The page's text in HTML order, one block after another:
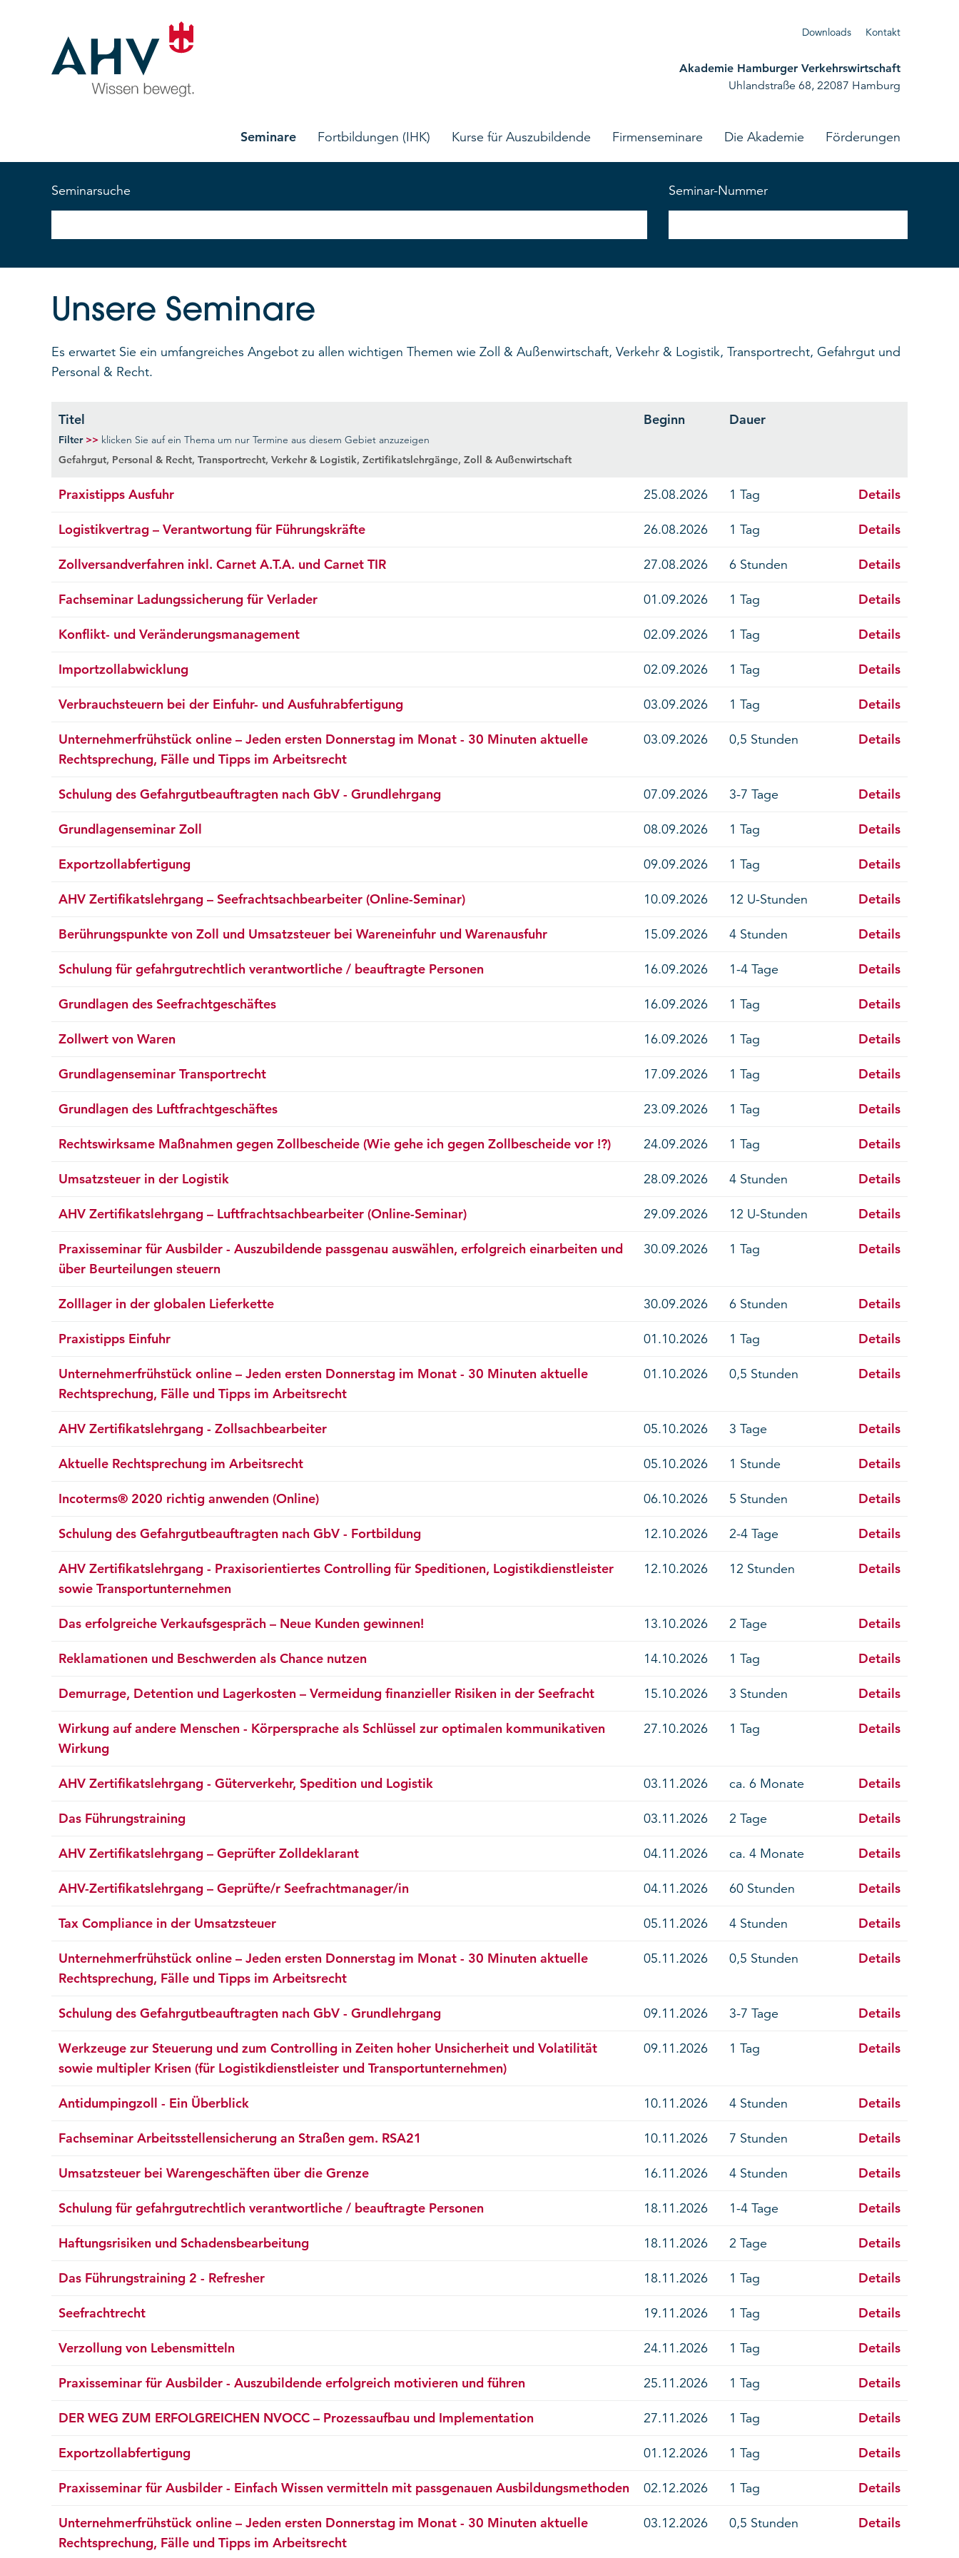
Downloads Kontakt
Akademie Hamburger Verkehrswirtschaft
Uhlandstraße 68, 22087 Hamburg
Seminare Fortbildungen (IHK) Kurse für Auszubildende Firmenseminare Die Akademie Förderungen
Seminarsuche Seminar-Nummer
Unsere Seminare
Es erwartet Sie ein umfangreiches Angebot zu allen wichtigen Themen wie Zoll & Außenwirtschaft, Verkehr & Logistik, Transportrecht, Gefahrgut und
Personal & Recht.
Titel
Filter >> klicken Sie auf ein Thema um nur Termine aus diesem Gebiet anzuzeigen
Gefahrgut, Personal & Recht, Transportrecht, Verkehr & Logistik, Zertifikatslehrgänge, Zoll & Außenwirtschaft
Beginn Dauer
Praxistipps Ausfuhr 25.08.2026 1 Tag Details
Logistikvertrag – Verantwortung für Führungskräfte 26.08.2026 1 Tag Details
Zollversandverfahren inkl. Carnet A.T.A. und Carnet TIR 27.08.2026 6 Stunden Details
Fachseminar Ladungssicherung für Verlader 01.09.2026 1 Tag Details
Konflikt- und Veränderungsmanagement 02.09.2026 1 Tag Details
Importzollabwicklung 02.09.2026 1 Tag Details
Verbrauchsteuern bei der Einfuhr- und Ausfuhrabfertigung 03.09.2026 1 Tag Details
Unternehmerfrühstück online – Jeden ersten Donnerstag im Monat - 30 Minuten aktuelle
Rechtsprechung, Fälle und Tipps im Arbeitsrecht
03.09.2026 0,5 Stunden Details
Schulung des Gefahrgutbeauftragten nach GbV - Grundlehrgang 07.09.2026 3-7 Tage Details
Grundlagenseminar Zoll 08.09.2026 1 Tag Details
Exportzollabfertigung 09.09.2026 1 Tag Details
AHV Zertifikatslehrgang – Seefrachtsachbearbeiter (Online-Seminar) 10.09.2026 12 U-Stunden Details
Berührungspunkte von Zoll und Umsatzsteuer bei Wareneinfuhr und Warenausfuhr 15.09.2026 4 Stunden Details
Schulung für gefahrgutrechtlich verantwortliche / beauftragte Personen 16.09.2026 1-4 Tage Details
Grundlagen des Seefrachtgeschäftes 16.09.2026 1 Tag Details
Zollwert von Waren 16.09.2026 1 Tag Details
Grundlagenseminar Transportrecht 17.09.2026 1 Tag Details
Grundlagen des Luftfrachtgeschäftes 23.09.2026 1 Tag Details
Rechtswirksame Maßnahmen gegen Zollbescheide (Wie gehe ich gegen Zollbescheide vor !?) 24.09.2026 1 Tag Details
Umsatzsteuer in der Logistik 28.09.2026 4 Stunden Details
AHV Zertifikatslehrgang – Luftfrachtsachbearbeiter (Online-Seminar) 29.09.2026 12 U-Stunden Details
Praxisseminar für Ausbilder - Auszubildende passgenau auswählen, erfolgreich einarbeiten und
über Beurteilungen steuern
30.09.2026 1 Tag Details
Zolllager in der globalen Lieferkette 30.09.2026 6 Stunden Details
Praxistipps Einfuhr 01.10.2026 1 Tag Details
Unternehmerfrühstück online – Jeden ersten Donnerstag im Monat - 30 Minuten aktuelle
Rechtsprechung, Fälle und Tipps im Arbeitsrecht
01.10.2026 0,5 Stunden Details
AHV Zertifikatslehrgang - Zollsachbearbeiter 05.10.2026 3 Tage Details
Aktuelle Rechtsprechung im Arbeitsrecht 05.10.2026 1 Stunde Details
Incoterms® 2020 richtig anwenden (Online) 06.10.2026 5 Stunden Details
Schulung des Gefahrgutbeauftragten nach GbV - Fortbildung 12.10.2026 2-4 Tage Details
AHV Zertifikatslehrgang - Praxisorientiertes Controlling für Speditionen, Logistikdienstleister
sowie Transportunternehmen
12.10.2026 12 Stunden Details
Das erfolgreiche Verkaufsgespräch – Neue Kunden gewinnen! 13.10.2026 2 Tage Details
Reklamationen und Beschwerden als Chance nutzen 14.10.2026 1 Tag Details
Demurrage, Detention und Lagerkosten – Vermeidung finanzieller Risiken in der Seefracht 15.10.2026 3 Stunden Details
Wirkung auf andere Menschen - Körpersprache als Schlüssel zur optimalen kommunikativen
Wirkung
27.10.2026 1 Tag Details
AHV Zertifikatslehrgang - Güterverkehr, Spedition und Logistik 03.11.2026 ca. 6 Monate Details
Das Führungstraining 03.11.2026 2 Tage Details
AHV Zertifikatslehrgang – Geprüfter Zolldeklarant 04.11.2026 ca. 4 Monate Details
AHV-Zertifikatslehrgang – Geprüfte/r Seefrachtmanager/in 04.11.2026 60 Stunden Details
Tax Compliance in der Umsatzsteuer 05.11.2026 4 Stunden Details
Unternehmerfrühstück online – Jeden ersten Donnerstag im Monat - 30 Minuten aktuelle
Rechtsprechung, Fälle und Tipps im Arbeitsrecht
05.11.2026 0,5 Stunden Details
Schulung des Gefahrgutbeauftragten nach GbV - Grundlehrgang 09.11.2026 3-7 Tage Details
Werkzeuge zur Steuerung und zum Controlling in Zeiten hoher Unsicherheit und Volatilität
sowie multipler Krisen (für Logistikdienstleister und Transportunternehmen)
09.11.2026 1 Tag Details
Antidumpingzoll - Ein Überblick 10.11.2026 4 Stunden Details
Fachseminar Arbeitsstellensicherung an Straßen gem. RSA21 10.11.2026 7 Stunden Details
Umsatzsteuer bei Warengeschäften über die Grenze 16.11.2026 4 Stunden Details
Schulung für gefahrgutrechtlich verantwortliche / beauftragte Personen 18.11.2026 1-4 Tage Details
Haftungsrisiken und Schadensbearbeitung 18.11.2026 2 Tage Details
Das Führungstraining 2 - Refresher 18.11.2026 1 Tag Details
Seefrachtrecht 19.11.2026 1 Tag Details
Verzollung von Lebensmitteln 24.11.2026 1 Tag Details
Praxisseminar für Ausbilder - Auszubildende erfolgreich motivieren und führen 25.11.2026 1 Tag Details
DER WEG ZUM ERFOLGREICHEN NVOCC – Prozessaufbau und Implementation 27.11.2026 1 Tag Details
Exportzollabfertigung 01.12.2026 1 Tag Details
Praxisseminar für Ausbilder - Einfach Wissen vermitteln mit passgenauen Ausbildungsmethoden 02.12.2026 1 Tag Details
Unternehmerfrühstück online – Jeden ersten Donnerstag im Monat - 30 Minuten aktuelle
Rechtsprechung, Fälle und Tipps im Arbeitsrecht
03.12.2026 0,5 Stunden Details